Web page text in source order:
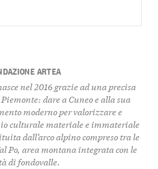
ARTEA
nel 2016 grazie ad una precisa
dare a Cuneo e alla sua
moderno per valorizzare e
culturale materiale e immateriale
dall’arco alpino compreso tra le
Po, area montana integrata con le
di fondovalle.